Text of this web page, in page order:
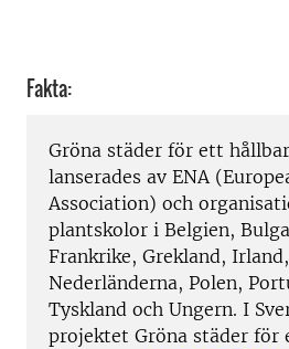
Fakta:
Gröna städer för ett
lanserades av ENA
Association) och
plantskolor i Belgien,
Frankrike, Grekland,
Nederländerna, Polen,
Tyskland och Ungern. I
projektet Gröna städer för